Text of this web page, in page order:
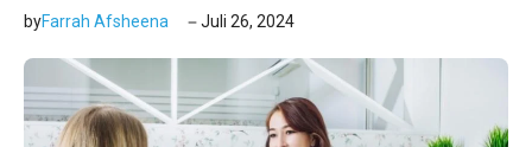
byFarrah Afsheena Juli 26, 2024